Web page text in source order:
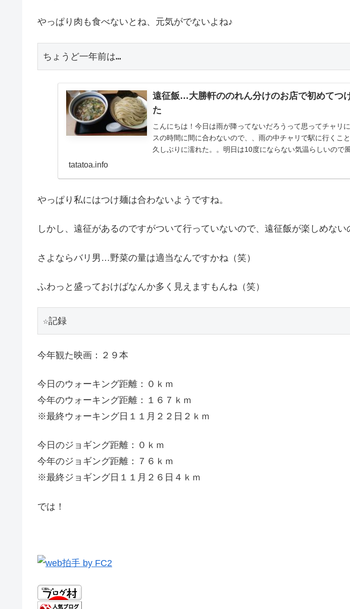
やっぱり肉も食べないとね、元気がでないよね♪
ちょうど一年前は…
遠征飯…大勝軒ののれん分けのお店で初めてつ
た
こんにちは！今日は雨が降ってないだろうって思ってチャリ
スの時間に間に合わないので、、雨の中チャリで駅に行くこと
久しぶりに濡れた。。明日は10度にならない気温らしいので
tatatoa.info
やっぱり私にはつけ麺は合わないようですね。
しかし、遠征があるのですがついて行っていないので、遠征飯が楽しめない
さよならバリ男…野菜の量は適当なんですかね（笑）
ふわっと盛っておけばなんか多く見えますもんね（笑）
☆記録
今年観た映画：２９本
今日のウォーキング距離：０ｋｍ
今年のウォーキング距離：１６７ｋｍ
※最終ウォーキング日１１月２２日２ｋｍ
今日のジョギング距離：０ｋｍ
今年のジョギング距離：７６ｋｍ
※最終ジョギング日１１月２６日４ｋｍ
では！